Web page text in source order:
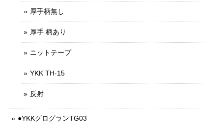
厚手柄無し
厚手 柄あり
ニットテープ
YKK TH-15
反射
●YKKグログランTG03